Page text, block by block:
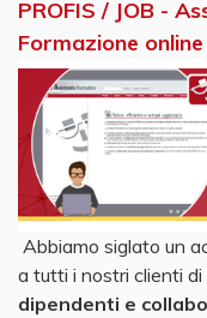
PROFIS / JOB -
Formazione online
Abbiamo siglato un
a tutti i nostri clienti di
dipendenti e